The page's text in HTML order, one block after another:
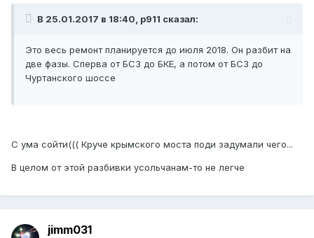
В 25.01.2017 в 18:40, p911 сказал:
Это весь ремонт планируется до июля 2018. Он разбит на
две фазы. Сперва от БСЗ до БКЕ, а потом от БСЗ до
Чуртанского шоссе
С ума сойти((( Круче крымского моста поди задумали чего...
В целом от этой разбивки усольчанам-то не легче
jimm031